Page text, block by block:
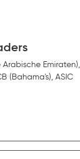
Emiraten),
(Bahama's), ASIC